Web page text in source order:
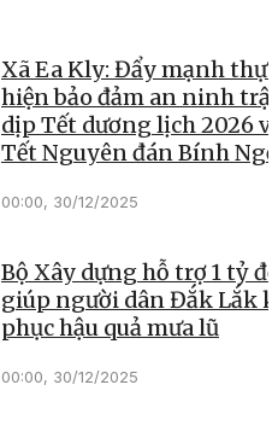
Xã Ea Kly: Đẩy mạnh thực
hiện bảo đảm an ninh
dịp Tết dương lịch 2026
Tết Nguyên đán Bính Ngọ
00:00, 30/12/2025
Bộ Xây dựng hỗ trợ 1 tỷ
giúp người dân Đắk Lắk
phục hậu quả mưa lũ
00:00, 30/12/2025